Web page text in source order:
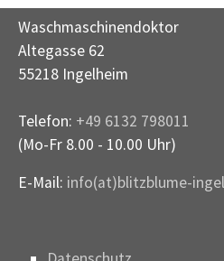
Waschmaschinendoktor
Altegasse 62
55218 Ingelheim
Telefon: +49 6132 798011
(Mo-Fr 8.00 - 10.00 Uhr)
E-Mail: info(at)blitzblume-